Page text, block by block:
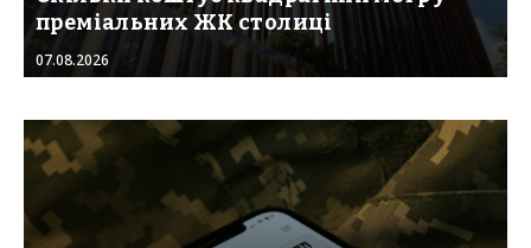
преміальних ЖК столиці
07.08.2026